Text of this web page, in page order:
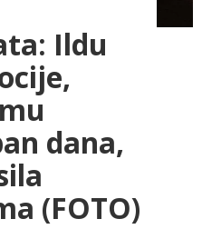
Ildu
dana,
(FOTO)